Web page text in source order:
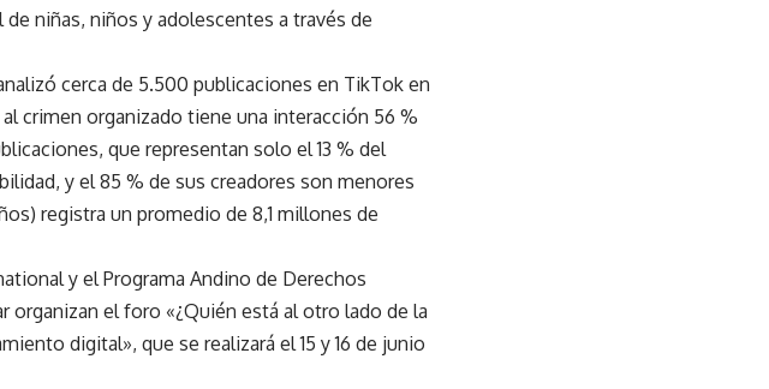
niñas, niños y adolescentes a través de
cerca de 5.500 publicaciones en TikTok en
crimen organizado tiene una interacción 56 %
que representan solo el 13 % del
y el 85 % de sus creadores son menores
registra un promedio de 8,1 millones de
y el Programa Andino de Derechos
organizan el foro «¿Quién está al otro lado de la
digital», que se realizará el 15 y 16 de junio